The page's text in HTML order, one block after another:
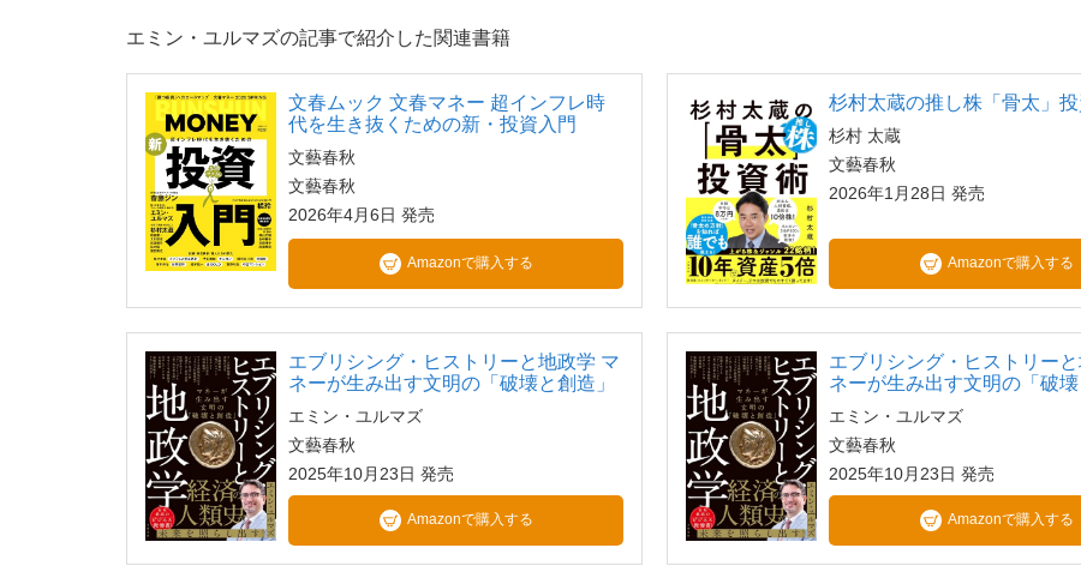
エミン・ユルマズの記事で紹介した関連書籍
文春ムック 文春マネー 超インフレ時
代を生き抜くための新・投資入門
文藝春秋
文藝春秋
2026年4月6日 発売
Amazonで購入する
杉村太蔵の推し株「骨太」
杉村 太蔵
文藝春秋
2026年1月28日 発売
Amazonで購入する
エブリシング・ヒストリーと地政学 マ
ネーが生み出す文明の「破壊と創造」
エミン・ユルマズ
文藝春秋
2025年10月23日 発売
Amazonで購入する
エブリシング・ヒストリー
ネーが生み出す文明の「破壊
エミン・ユルマズ
文藝春秋
2025年10月23日 発売
Amazonで購入する